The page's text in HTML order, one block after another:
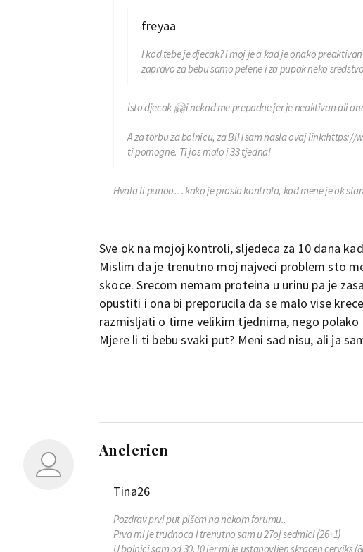
freyaa
I kod tebe je djecak? I moj je a kad je onako
zapravo za bebu samo pelene i za pupak neko
Isto djecak 🤗 i nekad me prepadne jer je neaktivan ali
A za torbu za bolnicu, za BiH sam nasla ovaj
ti pomogne. Ti jos malo i 33 tjedna!
Hvala ti punoo… kako je prosla kontrola, kod mene je ok
Sve ok na mojoj kontroli, sljedeca za 10 dana
Mislim da je trenutno moj najveci problem sto
skoce. Srecom nemam proteina u urinu pa je
opustiti i ona bi preporucila da se malo vise
razmisljati o time velikim tjednima, nego polako
Mjere li ti bebu svaki put? Meni sad nisu, ali ja
Anelerien
Tina26
Pozdrav prvi put pišem na nekom forumu..
Prva mi je trudnoca I trenutno sam u 27oj sedmici (26+1)
U bolnici sam od 30.10 jer mi je ustanovljen skracen cerviks